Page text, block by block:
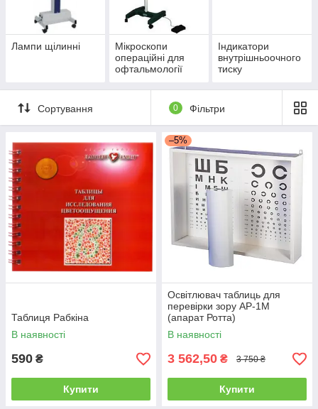
Лампи щілинні
Мікроскопи
операційні для
офтальмології
Індикатори
внутрішньоочного
тиску
Сортування 0 Фільтри
Таблиця Рабкіна
В наявності
590 ₴
Купити
–5%
Освітлювач таблиць для
перевірки зору АР-1М
(апарат Ротта)
В наявності
3 562,50 ₴ 3 750 ₴
Купити